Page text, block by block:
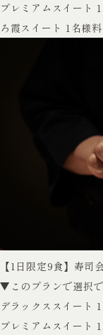
プレミアムスイート
ろ霞スイート 1名様
【1日限定9食】寿司
▼このプランで選択
デラックススイート
プレミアムスイート